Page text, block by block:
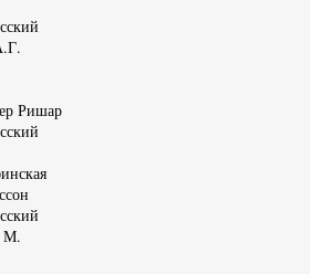
Ришар
М.